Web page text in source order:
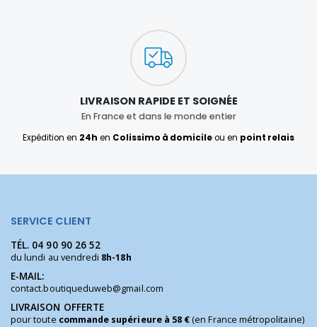
LIVRAISON RAPIDE ET SOIGNÉE
En France et dans le monde entier
Expédition en 24h en Colissimo à domicileou en point relais
SERVICE CLIENT
TÉL. 04 90 90 26 52
du lundi au vendredi 8h-18h
E-MAIL:
contact.boutiqueduweb@gmail.com
LIVRAISON OFFERTE
pour toute commande supérieure à 58 €(en France métropolitaine)